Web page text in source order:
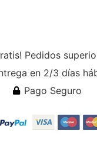
Pedidos
en 2/3 días
Pago Seguro